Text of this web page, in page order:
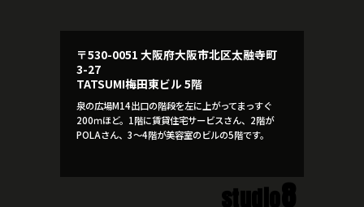
〒530-0051 大阪府大阪市北区太融寺町
3-27
TATSUMI梅田東ビル 5階
泉の広場M14出口の階段を左に上がってまっすぐ
200ｍほど。1階に賃貸住宅サービスさん、2階が
POLAさん、3～4階が美容室のビルの5階です。
studio8